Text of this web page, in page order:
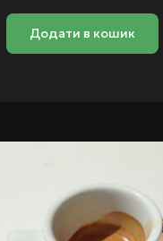
Додати в кошик